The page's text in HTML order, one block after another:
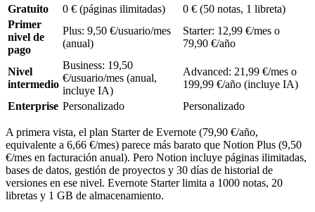
Gratuito
0 € (páginas ilimitadas)
0 € (50 notas, 1 libreta)
Primer
nivel de
pago
Plus: 9,50 €/usuario/mes
(anual)
Starter: 12,99 €/mes o
79,90 €/año
Nivel
intermedio
Business: 19,50
€/usuario/mes (anual,
incluye IA)
Advanced: 21,99 €/mes o
199,99 €/año (incluye IA)
Enterprise Personalizado Personalizado
A primera vista, el plan Starter de Evernote (79,90 €/año,
equivalente a 6,66 €/mes) parece más barato que Notion Plus (9,50
€/mes en facturación anual). Pero Notion incluye páginas ilimitadas,
bases de datos, gestión de proyectos y 30 días de historial de
versiones en ese nivel. Evernote Starter limita a 1000 notas, 20
libretas y 1 GB de almacenamiento.